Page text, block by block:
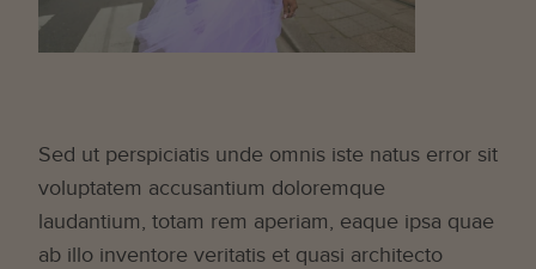
Sed ut perspiciatis unde omnis iste natus error sit
voluptatem accusantium doloremque
laudantium, totam rem aperiam, eaque ipsa quae
ab illo inventore veritatis et quasi architecto